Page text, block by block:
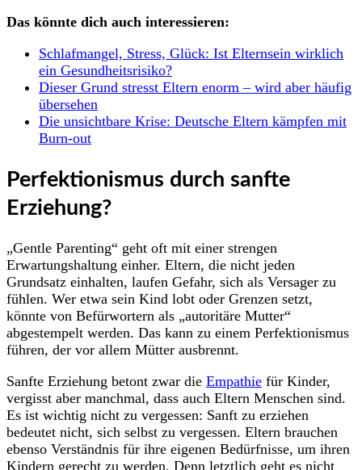
Das könnte dich auch interessieren:
Schlafmangel, Stress, Glück: Ist Elternsein wirklich
ein Gesundheitsrisiko?
Dieser Grund stresst Eltern enorm – wird aber häufig
übersehen
Die unsichtbare Krise: Deutsche Eltern kämpfen mit
Burn-out
Perfektionismus durch sanfte
Erziehung?
„Gentle Parenting“ geht oft mit einer strengen
Erwartungshaltung einher. Eltern, die nicht jeden
Grundsatz einhalten, laufen Gefahr, sich als Versager zu
fühlen. Wer etwa sein Kind lobt oder Grenzen setzt,
könnte von Befürwortern als „autoritäre Mutter“
abgestempelt werden. Das kann zu einem Perfektionismus
führen, der vor allem Mütter ausbrennt.
Sanfte Erziehung betont zwar die Empathie für Kinder,
vergisst aber manchmal, dass auch Eltern Menschen sind.
Es ist wichtig nicht zu vergessen: Sanft zu erziehen
bedeutet nicht, sich selbst zu vergessen. Eltern brauchen
ebenso Verständnis für ihre eigenen Bedürfnisse, um ihren
Kindern gerecht zu werden. Denn letztlich geht es nicht